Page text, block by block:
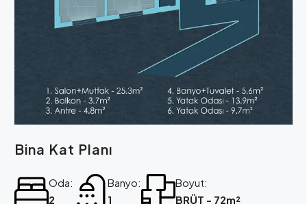
Bina Kat Planı
Oda:
2
Banyo:
1
Boyut:
BRÜT - 72m²